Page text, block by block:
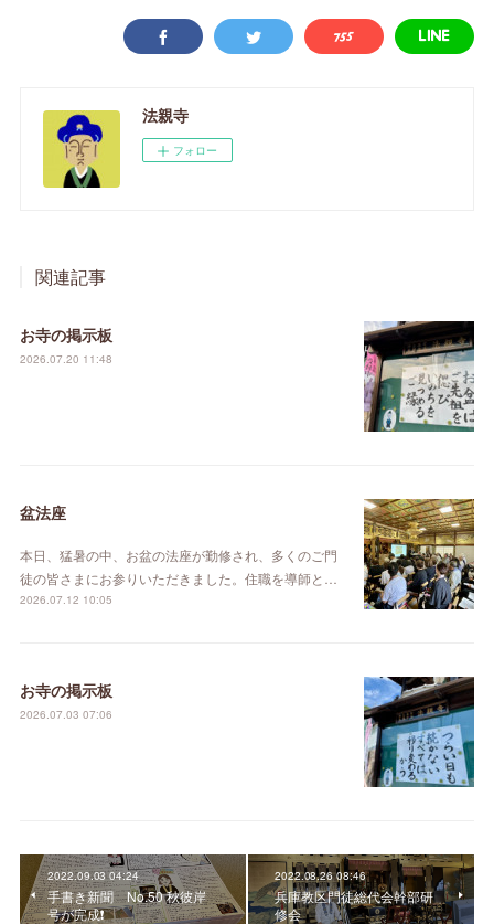
法親寺
フォロー
関連記事
お寺の掲示板
2026.07.20 11:48
盆法座
本日、猛暑の中、お盆の法座が勤修され、多くのご門
徒の皆さまにお参りいただきました。住職を導師と…
2026.07.12 10:05
お寺の掲示板
2026.07.03 07:06
2022.09.03 04:24
手書き新聞 No.50 秋彼岸
号が完成❗️
2022.08.26 08:46
兵庫教区門徒総代会幹部研
修会